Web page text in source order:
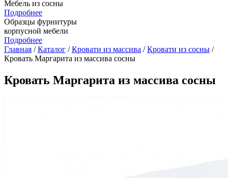
Мебель из сосны
Подробнее
Образцы фурнитуры
корпусной мебели
Подробнее
Главная /Каталог /Кровати из массива /Кровати из сосны /
Кровать Маргарита из массива сосны
Кровать Маргарита из массива сосны